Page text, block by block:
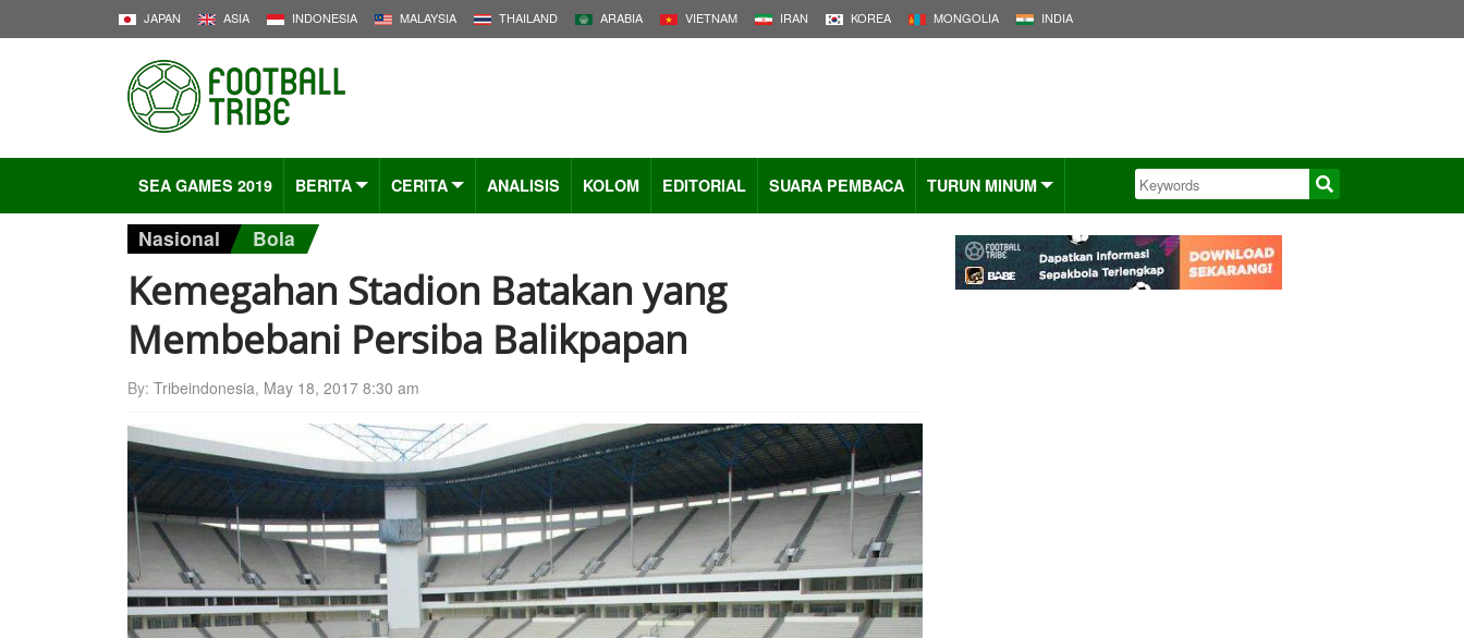
JAPAN ASIA INDONESIA MALAYSIA THAILAND ARABIA VIETNAM IRAN KOREA MONGOLIA INDIA
SEA GAMES 2019 BERITA CERITA ANALISIS KOLOM EDITORIAL SUARA PEMBACA TURUN MINUM
Nasional Bola
Kemegahan Stadion Batakan yang
Membebani Persiba Balikpapan
By: Tribeindonesia, May 18, 2017 8:30 am